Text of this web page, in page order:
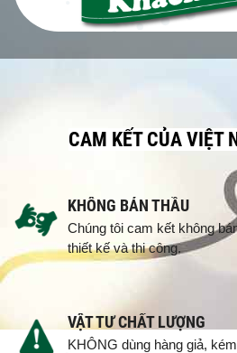
CAM KẾT CỦA VIỆT
KHÔNG BÁN THẦU
Chúng tôi cam kết không
thiết kế và thi công.
VẬT TƯ CHẤT LƯỢNG
KHÔNG dùng hàng giả,